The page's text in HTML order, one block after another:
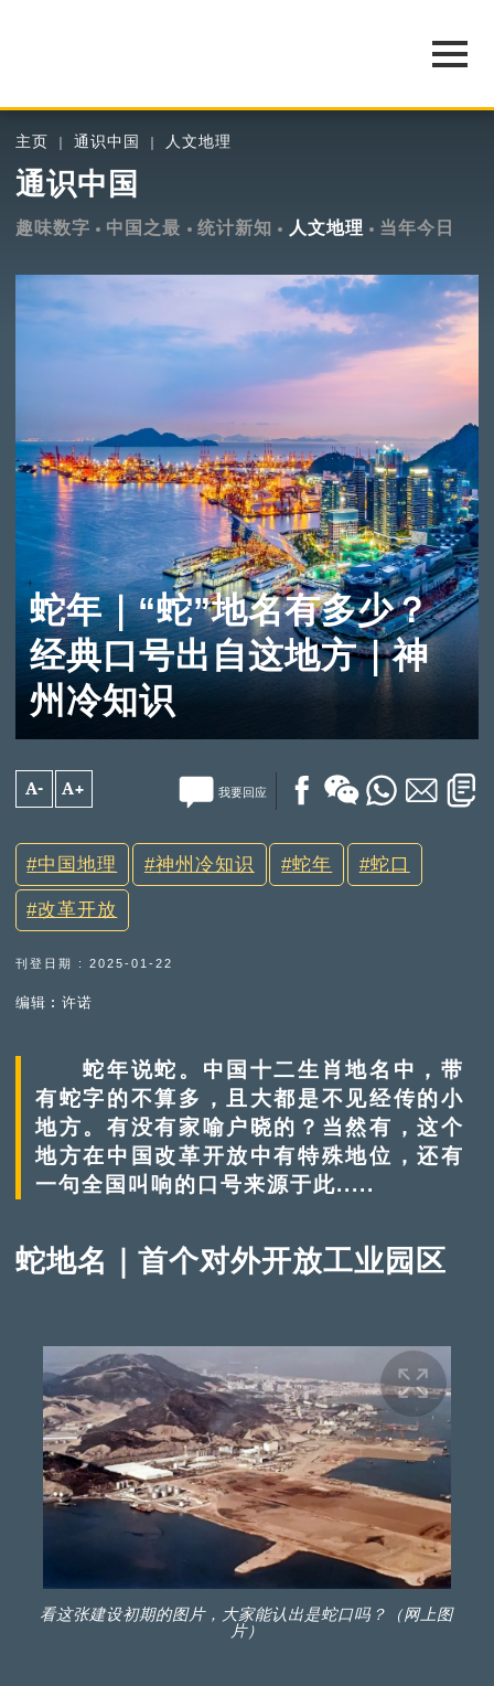
主页 通识中国 人文地理
通识中国
趣味数字 中国之最 统计新知 人文地理 当年今日
蛇年｜“蛇”地名有多少？
经典口号出自这地方｜神
州冷知识
A- A+ 我要回应
中国地理 神州冷知识 蛇年 蛇口
改革开放
刊登日期 : 2025-01-22
编辑︰许诺
蛇年说蛇。中国十二生肖地名中，带
有蛇字的不算多，且大都是不见经传的小
地方。有没有家喻户晓的？当然有，这个
地方在中国改革开放中有特殊地位，还有
一句全国叫响的口号来源于此.....
蛇地名｜首个对外开放工业园区
看这张建设初期的图片，大家能认出是蛇口吗？（网上图
片）